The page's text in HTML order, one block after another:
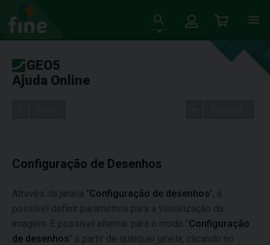
GEO5
Ajuda Online
Configuração de Desenhos
Através da janela "Configuração de desenhos", é
possível definir parâmetros para a visualização da
imagem. É possível alternar para o modo "Configuração
de desenhos" a partir de qualquer janela, clicando no